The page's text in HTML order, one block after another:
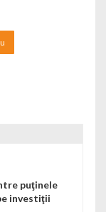
puţinele
investiţii